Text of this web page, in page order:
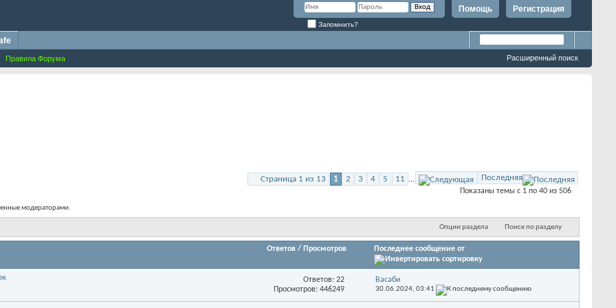
Регистрация
Помощь
Запомнить?
Правила Форума Расширенный поиск
Страница 1 из 13 1 2 3 4 5 11 ... Последняя
Показаны темы с 1 по 40 из 506
модераторами.
Опции раздела Поиск по разделу
Ответов / Просмотров Последнее сообщение от
Ответов: 22
Просмотров: 446249
Васаби
30.06.2024, 03:41